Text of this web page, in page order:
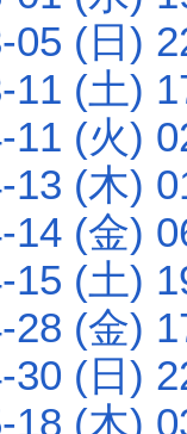
05 (日)
11 (土)
11 (火)
13 (木)
14 (金)
15 (土)
28 (金)
30 (日)
18 (木)